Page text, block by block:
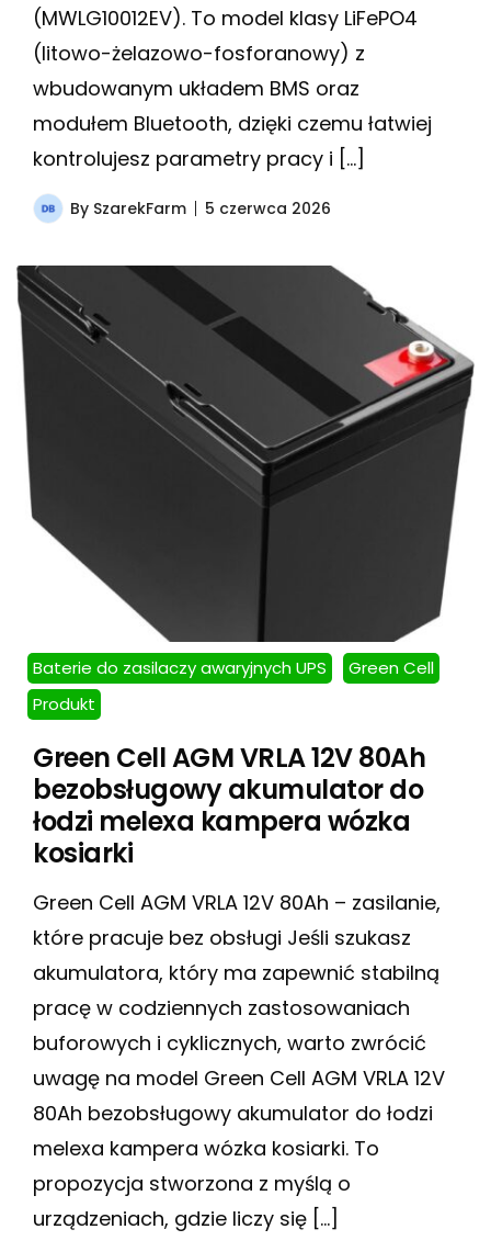
(MWLG10012EV). To model klasy LiFePO4
(litowo-żelazowo-fosforanowy) z
wbudowanym układem BMS oraz
modułem Bluetooth, dzięki czemu łatwiej
kontrolujesz parametry pracy i […]
By SzarekFarm 5 czerwca 2026
Baterie do zasilaczy awaryjnych UPS
Green Cell
Produkt
Green Cell AGM VRLA 12V 80Ah
bezobsługowy akumulator do
łodzi melexa kampera wózka
kosiarki
Green Cell AGM VRLA 12V 80Ah – zasilanie,
które pracuje bez obsługi Jeśli szukasz
akumulatora, który ma zapewnić stabilną
pracę w codziennych zastosowaniach
buforowych i cyklicznych, warto zwrócić
uwagę na model Green Cell AGM VRLA 12V
80Ah bezobsługowy akumulator do łodzi
melexa kampera wózka kosiarki. To
propozycja stworzona z myślą o
urządzeniach, gdzie liczy się […]